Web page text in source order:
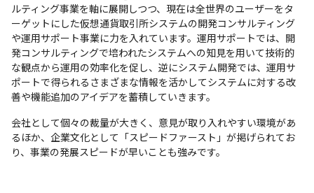
精通して正しい知識を持つ必要があります。
カスタマーサポート職でありながら、Webマーケティングのノウ
ハウをイチから学ぶことができるのも魅力の1つです。
ルティング事業を軸に展開しつつ、現在は全世界のユーザーをタ
ーゲットにした仮想通貨取引所システムの開発コンサルティング
や運用サポート事業に力を入れています。運用サポートでは、開
発コンサルティングで培われたシステムへの知見を用いて技術的
な観点から運用の効率化を促し、逆にシステム開発では、運用サ
ポートで得られるさまざまな情報を活かしてシステムに対する改
善や機能追加のアイデアを蓄積していきます。
会社として個々の裁量が大きく、意見が取り入れやすい環境があ
るほか、企業文化として「スピードファースト」が掲げられてお
り、事業の発展スピードが早いことも強みです。